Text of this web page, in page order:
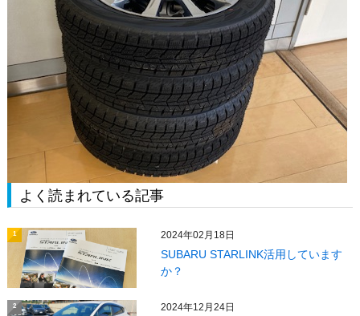
よく読まれている記事
1 2024年02月18日
SUBARU STARLINK活用しています
か？
2 2024年12月24日